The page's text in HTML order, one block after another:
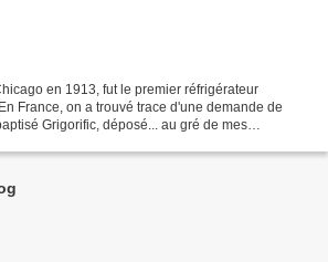
en 1913, fut le premier réfrigérateur
France, on a trouvé trace d'une demande de
Grigorific, déposé... au gré de mes